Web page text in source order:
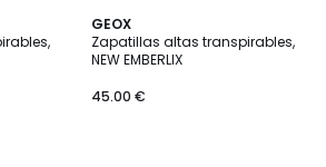
GEOX
Zapatillas altas transpirables,
NEW EMBERLIX
45.00 €